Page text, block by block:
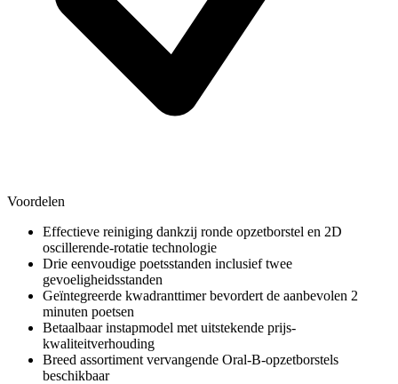
Voordelen
Effectieve reiniging dankzij ronde opzetborstel en 2D
oscillerende-rotatie technologie
Drie eenvoudige poetsstanden inclusief twee
gevoeligheidsstanden
Geïntegreerde kwadranttimer bevordert de aanbevolen 2
minuten poetsen
Betaalbaar instapmodel met uitstekende prijs-
kwaliteitverhouding
Breed assortiment vervangende Oral-B-opzetborstels
beschikbaar